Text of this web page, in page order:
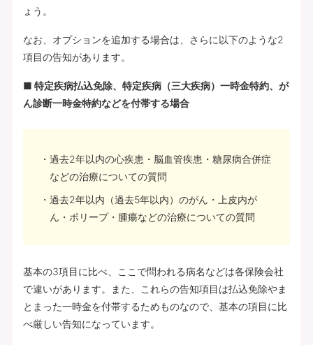
ょう。
なお、オプションを追加する場合は、さらに以下のような2
項目の告知があります。
■ 特定疾病払込免除、特定疾病（三大疾病）一時金特約、が
ん診断一時金特約などを付帯する場合
過去2年以内の心疾患・脳血管疾患・糖尿病合併症
などの治療についての質問
過去2年以内（過去5年以内）のがん・上皮内が
ん・ポリープ・腫瘍などの治療についての質問
基本の3項目に比べ、ここで問われる病名などは各保険会社
で違いがあります。また、これらの告知項目は払込免除やま
とまった一時金を付帯するためものなので、基本の項目に比
べ厳しい告知になっています。